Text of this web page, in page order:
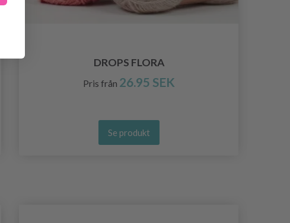
DROPS FLORA
Pris från 26.95 SEK
Se produkt